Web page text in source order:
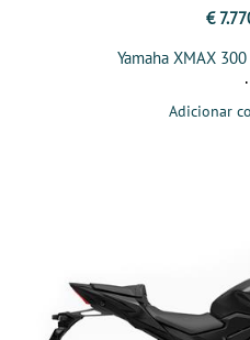
€
Yamaha XMAX
Adicionar